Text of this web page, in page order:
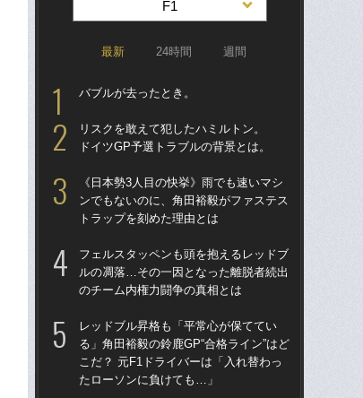
F1
最新 24時間 週間
バブルが去ったとき。
リスクを敢えて犯したハミルトン。
ドイツGP予選トラブルの背景とは。
《日本勢3人目の快挙》雨でも速いマシ
ンでもないのに、角田裕毅がファステス
トラップを刻めた理由とは
フェルスタッペンも頭を抱えるレッドブ
ルの凋落…その一因となった離脱者続出
のチーム内権力闘争の真相とは
レッドブル昇格も「平常心が保ててい
る」角田裕毅の鈴鹿GP“合格ライン”はど
こだ？ 元F1ドライバーは「入れ替わっ
たローソンに負けても…」